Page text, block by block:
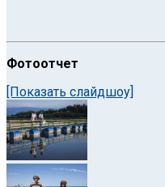
Фотоотчет
[Показать слайдшоу]